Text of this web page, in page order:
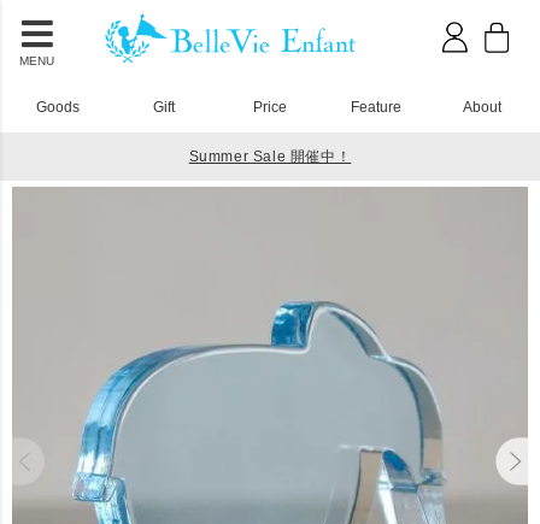
MENU
Goods Gift Price Feature About
Summer Sale 開催中！
Lumiere Cubes Elephant（アクリル積み木 エレファント）